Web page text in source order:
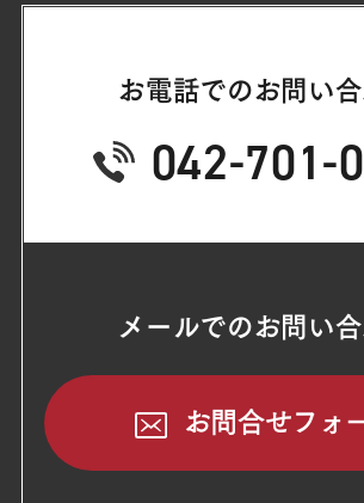
お電話でのお問い
042-701-
メールでのお問い
お問合せフォ